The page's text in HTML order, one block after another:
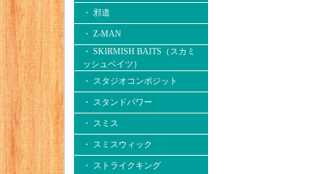
・ 邪道
・ Z-MAN
・ SKIRMISH BAITS（スカミ
ッシュベイツ）
・ スタジオコンポジット
・ スタンドパワー
・ スミス
・ スミスウィック
・ ストライクキング